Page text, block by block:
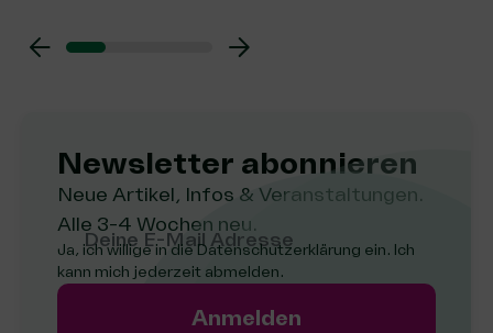
Newsletter abon­nie­ren
Neue Artikel, Infos & Veranstaltungen.
Alle 3-4 Wochen neu.
Deine E-Mail Adresse
Ja, ich willige in dieDatenschutzerklärung ein. Ich
kann mich jederzeit abmelden.
Anmelden